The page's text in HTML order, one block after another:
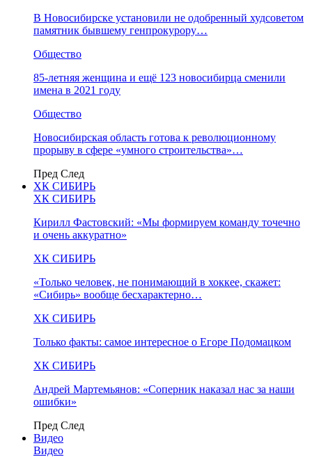
В Новосибирске установили не одобренный худсоветом
памятник бывшему генпрокурору…
Общество
85-летняя женщина и ещё 123 новосибирца сменили
имена в 2021 году
Общество
Новосибирская область готова к революционному
прорыву в сфере «умного строительства»…
Пред След
ХК СИБИРЬ
ХК СИБИРЬ
Кирилл Фастовский: «Мы формируем команду точечно
и очень аккуратно»
ХК СИБИРЬ
«Только человек, не понимающий в хоккее, скажет:
«Сибирь» вообще бесхарактерно…
ХК СИБИРЬ
Только факты: самое интересное о Егоре Подомацком
ХК СИБИРЬ
Андрей Мартемьянов: «Соперник наказал нас за наши
ошибки»
Пред След
Видео
Видео